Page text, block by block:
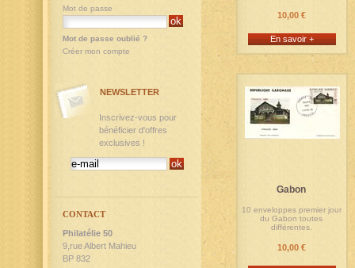
10,00 €
En savoir +
Gabon
10 enveloppes premier jour
du Gabon toutes
différentes.
10,00 €
Mot de passe
Mot de passe oublié ?
Créer mon compte
NEWSLETTER
Inscrivez-vous pour
bénéficier d'offres
exclusives !
CONTACT
Philatélie 50
9,rue Albert Mahieu
BP 832